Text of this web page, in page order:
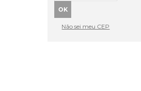
Não sei meu CEP